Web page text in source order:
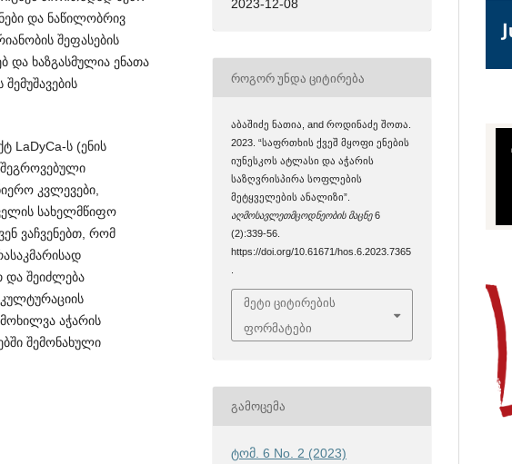
და ნაწილობრივ
შეფასების
და ხაზგასმულია ენათა
LaDyCa-ს (ენის
შეგროვებული
კვლევები,
სახელმწიფო
ვაჩვენებთ, რომ
და შეიძლება
აჭარის
შემონახული
2023-12-08
ᲠᲝᲒᲝᲠ ᲣᲜᲓᲐ ᲪᲘᲢᲘᲠᲔᲑᲐ
აბაშიძე ნათია, and როდინაძე შოთა.
2023. “საფრთხის ქვეშ მყოფი ენების
იუნესკოს ატლასი და აჭარის
საზღვრისპირა სოფლების
მეტყველების ანალიზი”.
აღმოსავლეთმცოდნეობის მაცნე6
(2):339-56.
https://doi.org/10.61671/hos.6.2023.7365
.
მეტი ციტირების
ფორმატები
ᲒᲐᲛᲝᲪᲔᲛᲐ
ტომ. 6 No. 2 (2023)